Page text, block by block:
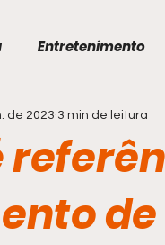
Entretenimento
Policial Brasil
de 2023 3 min de leitura